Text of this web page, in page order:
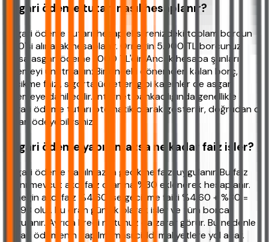
Asgari ödeme tutarı nasıl hesaplanır?
Asgari ödeme tutarı, hesap ekstrenizdeki toplam borcun
%20'si alınarak hesaplanır. Örneğin 5.000 TL borcunuz
varsa asgari ödeme 1.000 TL'dir. Ancak hesaba şunları
eklemeyi unutmayın: Bir önceki dönemden kalan borç,
gecikme faizi, sigorta ücretleri gibi kalemler de asgari
ödemeye dahil edilir. İnternet bankacılığında genellikle
asgari ödeme tutarı otomatik olarak gösterilir, doğrudan o
tutarı ödeyebilirsiniz.
Asgari ödeme yapılamazsa ne kadar faiz işler?
Asgari ödeme yapılmazsa gecikme faizi uygulanır. Bu faiz
oranı mevcut akdi faiz oranına %30 eklenerek hesaplanır.
Örneğin akdi faiz %4,60 ise gecikme faizi %4,60 + %30 =
%5,98 olur. Bu oran günlük olarak işler ve tüm borca
uygulanır. Ayrıca kredi notunuz da zarar görür. Bu nedenle
asgari ödemenin yapılmaması ciddi maliyetlere yol açar.